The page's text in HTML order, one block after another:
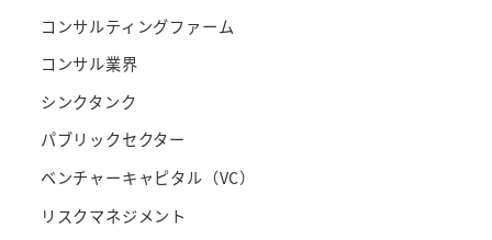
コンサルティングファーム
コンサル業界
シンクタンク
パブリックセクター
ベンチャーキャピタル（VC）
リスクマネジメント